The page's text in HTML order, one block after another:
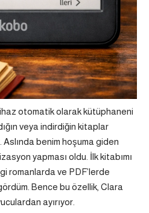
otomatik olarak kütüphaneni
veya indirdiğin kitaplar
benim hoşuma giden
yapması oldu. İlk kitabımı
romanlarda ve PDF’lerde
Bence bu özellik, Clara
ayırıyor.